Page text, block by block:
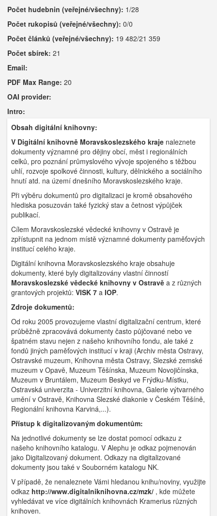
Počet hudebnin (veřejné/všechny): 1/28
Počet rukopisů (veřejné/všechny): 0/0
Počet článků (veřejné/všechny): 19 482/21 359
Počet sbírek: 21
Email:
PDF Max Range: 20
OAI provider:
Intro:
Obsah digitální knihovny:
V Digitální knihovně Moravskoslezského kraje naleznete
dokumenty významné pro dějiny obcí, měst i regionálních
celků, pro poznání průmyslového vývoje spojeného s těžbou
uhlí, rozvoje spolkové činnosti, kultury, dělnického a sociálního
hnutí atd. na území dnešního Moravskoslezského kraje.
Při výběru dokumentů pro digitalizaci je kromě obsahového
hlediska posuzován také fyzický stav a četnost výpůjček
publikací.
Cílem Moravskoslezské vědecké knihovny v Ostravě je
zpřístupnit na jednom místě významné dokumenty paměťových
institucí celého kraje.
Digitální knihovna Moravskoslezského kraje obsahuje
dokumenty, které byly digitalizovány vlastní činností
Moravskoslezské vědecké knihovny v Ostravě a z různých
grantových projektů: VISK 7 a IOP.
Zdroje dokumentů:
Od roku 2005 provozujeme vlastní digitalizační centrum, které
průběžně zpracovává dokumenty často půjčované nebo ve
špatném stavu nejen z našeho knihovního fondu, ale také z
fondů jiných paměťových institucí v kraji (Archiv města Ostravy,
Ostravské muzeum, Knihovna města Ostravy, Slezské zemské
muzeum v Opavě, Muzeum Těšínska, Muzeum Novojičínska,
Muzeum v Bruntálem, Muzeum Beskyd ve Frýdku-Místku,
Ostravská univerzita - Univerzitní knihovna, Galerie výtvarného
umění v Ostravě, Knihovna Slezské diakonie v Českém Těšíně,
Regionální knihovna Karviná,...).
Přístup k digitalizovaným dokumentům:
Na jednotlivé dokumenty se lze dostat pomocí odkazu z
našeho knihovního katalogu. V Alephu je odkaz pojmenován
jako Digitalizovaný dokument. Odkazy na digitalizované
dokumenty jsou také v Souborném katalogu NK.
V případě, že nenaleznete Vámi hledanou knihu/noviny, využijte
odkaz http://www.digitalniknihovna.cz/mzk/ , kde můžete
vyhledávat ve více digitálních knihovnách Kramerius různých
knihoven.